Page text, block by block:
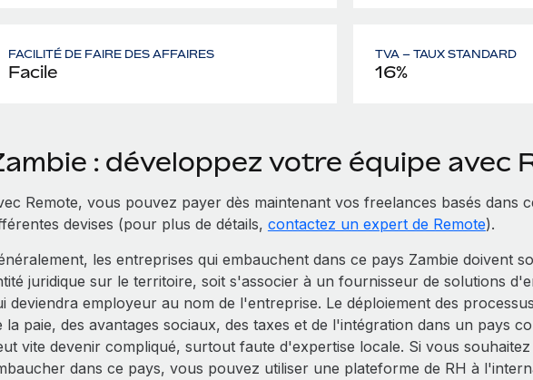
FACILITÉ DE FAIRE DES AFFAIRES
Facile
TVA – TAUX STANDARD
16%
: développez votre équipe avec
Remote, vous pouvez payer dès maintenant vos freelances basés dans
devises (pour plus de détails, contactez un expert de Remote).
les entreprises qui embauchent dans ce pays Zambie doivent
juridique sur le territoire, soit s'associer à un fournisseur de solutions
deviendra employeur au nom de l'entreprise. Le déploiement des
la paie, des avantages sociaux, des taxes et de l'intégration dans un pays
vite devenir compliqué, surtout faute d'expertise locale. Si vous
dans ce pays, vous pouvez utiliser une plateforme de RH à